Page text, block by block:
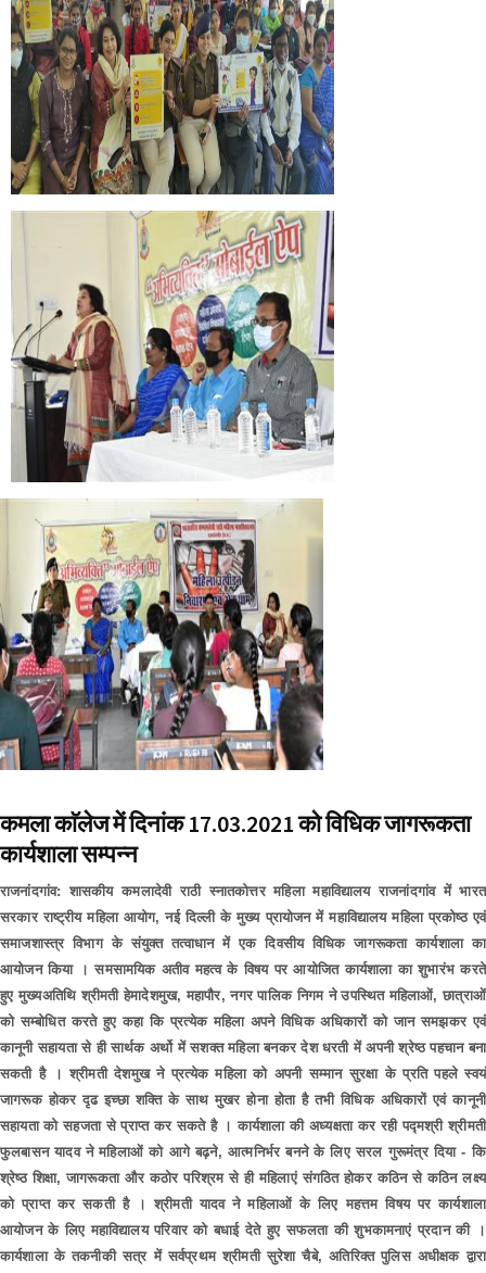
कमला काॅलेज में दिनांक 17.03.2021 को विधिक जागरूकता
कार्यशाला सम्पन्न
राजनांदगांव: शासकीय कमलादेवी राठी स्नातकोत्तर महिला महाविद्यालय राजनांदगांव में भारत
सरकार राष्ट्रीय महिला आयोग, नई दिल्ली के मुख्य प्रायोजन में महाविद्यालय महिला प्रकोष्ठ एवं
समाजशास्त्र विभाग के संयुक्त तत्वाधान में एक दिवसीय विधिक जागरूकता कार्यशाला का
आयोजन किया । समसामयिक अतीव महत्व के विषय पर आयोजित कार्यशाला का शुभारंभ करते
हुए मुख्यअतिथि श्रीमती हेमादेशमुख, महापौर, नगर पालिक निगम ने उपस्थित महिलाओं, छात्राओं
को सम्बोधित करते हुए कहा कि प्रत्येक महिला अपने विधिक अधिकारों को जान समझकर एवं
कानूनी सहायता से ही सार्थक अर्थो में सशक्त महिला बनकर देश धरती में अपनी श्रेष्ठ पहचान बना
सकती है । श्रीमती देशमुख ने प्रत्येक महिला को अपनी सम्मान सुरक्षा के प्रति पहले स्वयं
जागरूक होकर दृढ इच्छा शक्ति के साथ मुखर होना होता है तभी विधिक अधिकारों एवं कानूनी
सहायता को सहजता से प्राप्त कर सकते है । कार्यशाला की अध्यक्षता कर रही पद्मश्री श्रीमती
फुलबासन यादव ने महिलाओं को आगे बढ़ने, आत्मनिर्भर बनने के लिए सरल गुरूमंत्र दिया - कि
श्रेष्ठ शिक्षा, जागरूकता और कठोर परिश्रम से ही महिलाएं संगठित होकर कठिन से कठिन लक्ष्य
को प्राप्त कर सकती है । श्रीमती यादव ने महिलाओं के लिए महत्तम विषय पर कार्यशाला
आयोजन के लिए महाविद्यालय परिवार को बधाई देते हुए सफलता की शुभकामनाएं प्रदान की ।
कार्यशाला के तकनीकी सत्र में सर्वप्रथम श्रीमती सुरेशा चैबे, अतिरिक्त पुलिस अधीक्षक द्वारा